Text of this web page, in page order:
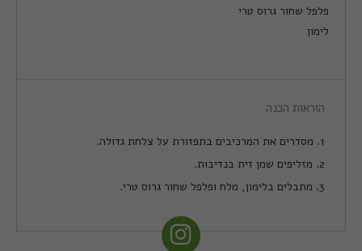
פלפל שחור גרוס טרי
לימון
הוראות הכנה
1. מסדרים את המרכיבים בתפזורת על צלחת גדולה.
2. מזליפים שמן זית בנדיבות.
3. מתבלים בלימון, מלח ופלפל שחור גרוס טרי.